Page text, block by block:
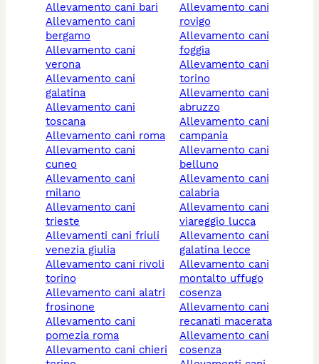
allevamento cani bari
allevamento cani
bergamo
allevamento cani
verona
allevamento cani
galatina
allevamento cani
toscana
allevamento cani roma
allevamento cani
cuneo
allevamento cani
milano
allevamento cani
trieste
allevamenti cani friuli
venezia giulia
allevamento cani rivoli
torino
allevamento cani alatri
frosinone
allevamento cani
pomezia roma
allevamento cani chieri
allevamento cani
rovigo
allevamento cani
foggia
allevamento cani
torino
allevamento cani
abruzzo
allevamento cani
campania
allevamento cani
belluno
allevamento cani
calabria
allevamento cani
viareggio lucca
allevamento cani
galatina lecce
allevamento cani
montalto uffugo
cosenza
allevamento cani
recanati macerata
allevamento cani
cosenza